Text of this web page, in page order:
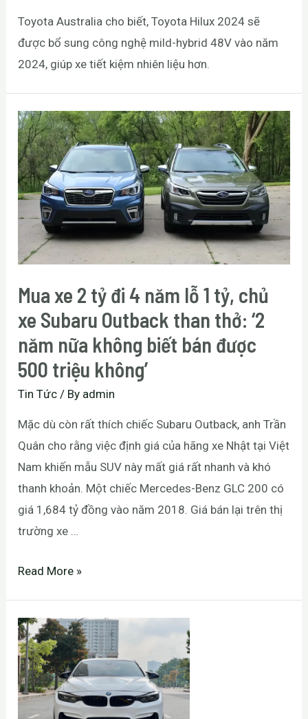
Toyota Australia cho biết, Toyota Hilux 2024 sẽ
được bổ sung công nghệ mild-hybrid 48V vào năm
2024, giúp xe tiết kiệm nhiên liệu hơn.
Mua xe 2 tỷ đi 4 năm lỗ 1 tỷ, chủ
xe Subaru Outback than thở: ‘2
năm nữa không biết bán được
500 triệu không’
Tin Tức / By admin
Mặc dù còn rất thích chiếc Subaru Outback, anh Trần
Quân cho rằng việc định giá của hãng xe Nhật tại Việt
Nam khiến mẫu SUV này mất giá rất nhanh và khó
thanh khoản. Một chiếc Mercedes-Benz GLC 200 có
giá 1,684 tỷ đồng vào năm 2018. Giá bán lại trên thị
trường xe …
Read More »